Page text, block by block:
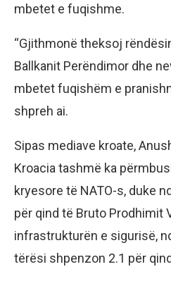
mbetet e fuqishme.
“Gjithmonë theksoj
Ballkanit Perëndimor dhe
mbetet fuqishëm e
shpreh ai.
Sipas mediave kroate,
Kroacia tashmë ka
kryesore të NATO-s, duke
për qind të Bruto Prodhimit
infrastrukturën e sigurisë,
tërësi shpenzon 2.1 për